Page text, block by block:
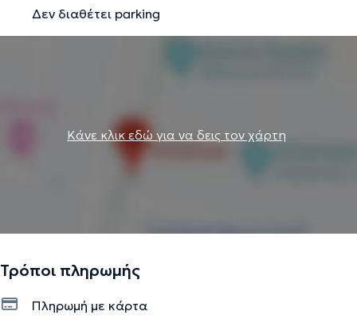
Δεν διαθέτει parking
Κάνε κλικ εδώ για να δεις τον χάρτη
Τρόποι πληρωμής
Πληρωμή με κάρτα